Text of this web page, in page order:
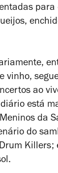
vinho,
ao
está
da
do
Killers;